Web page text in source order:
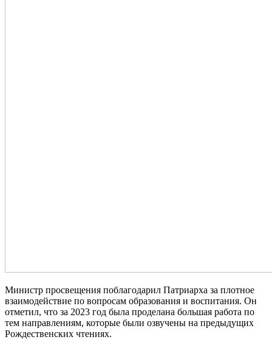
Министр просвещения поблагодарил Патриарха за плотное
взаимодействие по вопросам образования и воспитания. Он
отметил, что за 2023 год была проделана большая работа по
тем направлениям, которые были озвучены на предыдущих
Рождественских чтениях.